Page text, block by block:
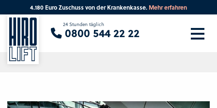
4.180 Euro Zuschuss von der Krankenkasse. Mehr erfahren
24 Stunden täglich
0800 544 22 22
Sie suchen eine Beratung vor Ort?
Ihre PLZ Beratung